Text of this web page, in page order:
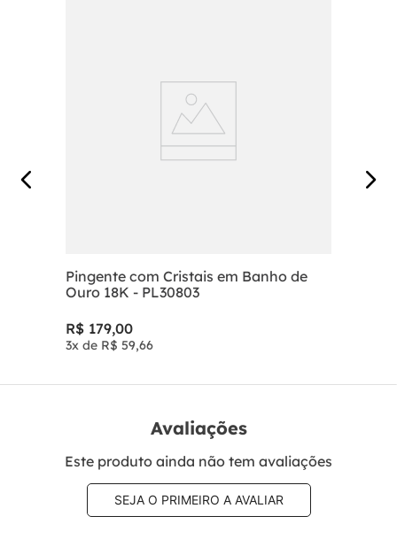
Pingente com Cristais em Banho de
Ouro 18K - PL30803
R$ 179,00
3x de R$ 59,66
Avaliações
Este produto ainda não tem avaliações
SEJA O PRIMEIRO A AVALIAR